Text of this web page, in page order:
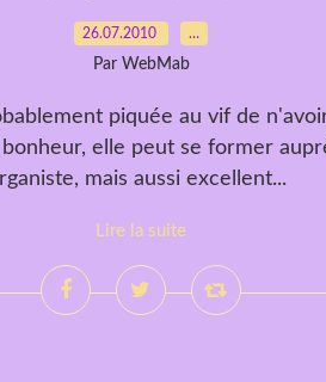
26.07.2010 …
Par WebMab
piquée au vif de
elle peut se former
mais aussi excellent...
Lire la suite